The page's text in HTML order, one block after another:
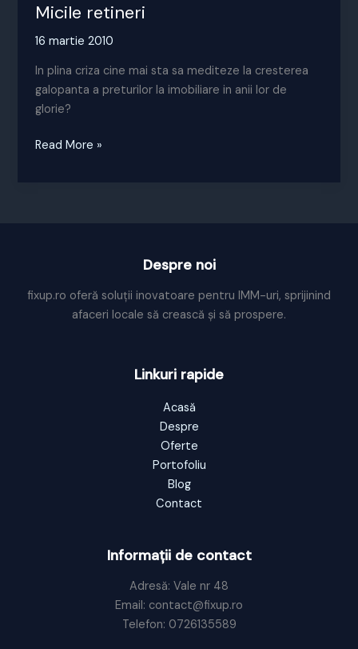
europene
Micile retineri
16 martie 2010
In plina criza cine mai sta sa mediteze la cresterea
galopanta a preturilor la imobiliare in anii lor de
glorie?
Micile
Read More »
Despre noi
fixup.ro oferă soluții inovatoare pentru IMM-uri, sprijinind
afaceri locale să crească și să prospere.
Linkuri rapide
Acasă
Despre
Oferte
Portofoliu
Blog
Contact
Informații de contact
Adresă: Vale nr 48
Email: contact@fixup.ro
Telefon: 0726135589